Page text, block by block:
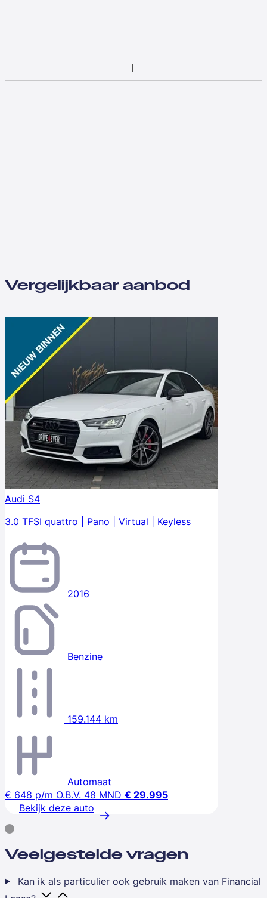
Vergelijkbaar aanbod
Audi S4
3.0 TFSI quattro | Pano | Virtual | Keyless
2016
Benzine
159.144 km
Automaat
€ 648 p/m O.B.V. 48 MND € 29.995
Bekijk deze auto
Veelgestelde vragen
Kan ik als particulier ook gebruik maken van Financial